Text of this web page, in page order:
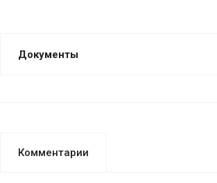
Документы
Комментарии